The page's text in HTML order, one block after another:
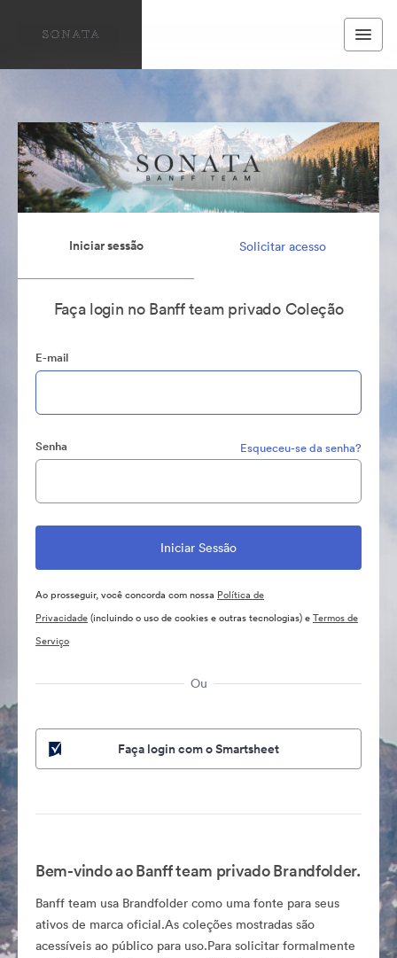
Iniciar sessão Solicitar acesso
Faça login no Banff team privado Coleção
E-mail
Senha Esqueceu-se da senha?
Ao prosseguir, você concorda com nossa Política de
Privacidade(incluindo o uso de cookies e outras tecnologias) eTermos de
Serviço
Ou
Faça login com o Smartsheet
Bem-vindo ao Banff team privado Brandfolder.
Banff team usa Brandfolder como uma fonte para seus
ativos de marca oficial.As coleções mostradas são
acessíveis ao público para uso.Para solicitar formalmente